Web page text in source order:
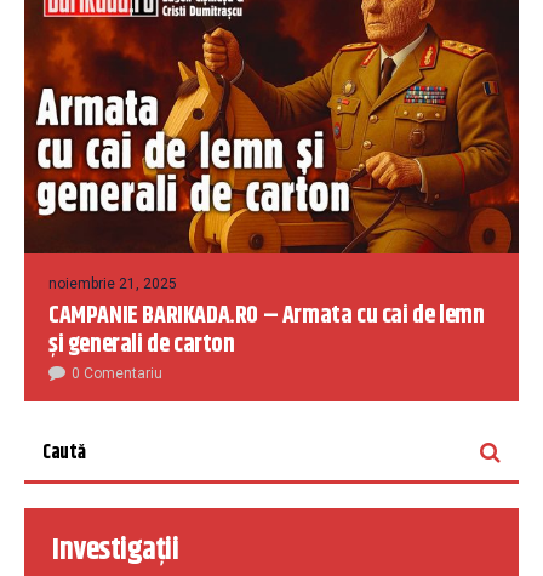
noiembrie 21, 2025
CAMPANIE BARIKADA.RO – Armata cu cai de lemn
și generali de carton
0 Comentariu
Investigații